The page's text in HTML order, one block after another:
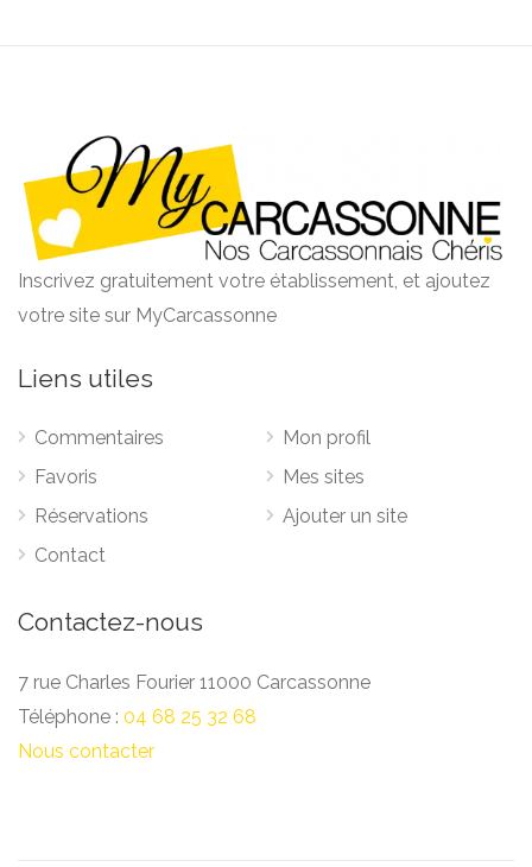
Inscrivez gratuitement votre établissement, et ajoutez
votre site sur MyCarcassonne
Liens utiles
Commentaires
Favoris
Réservations
Contact
Mon profil
Mes sites
Ajouter un site
Contactez-nous
7 rue Charles Fourier 11000 Carcassonne
Téléphone : 04 68 25 32 68
Nous contacter